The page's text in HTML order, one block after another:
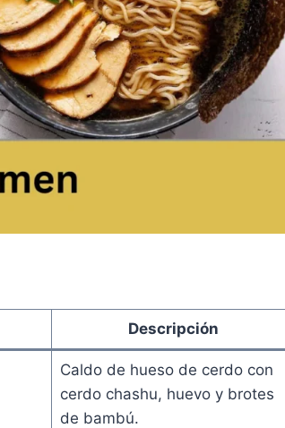
Descripción
Caldo de hueso de cerdo con
cerdo chashu, huevo y brotes
de bambú.